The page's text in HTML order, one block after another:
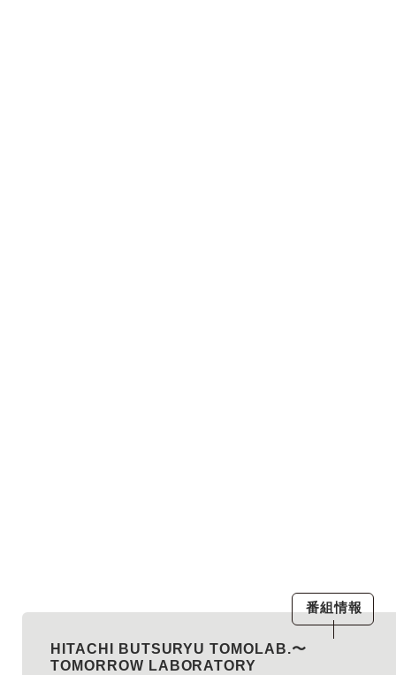
番組情報
HITACHI BUTSURYU TOMOLAB.〜
TOMORROW LABORATORY